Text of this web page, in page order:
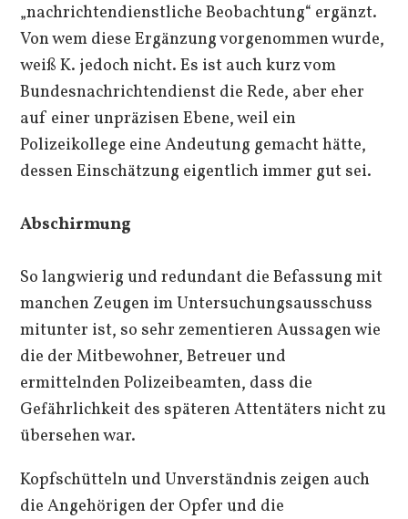
„nachrichtendienstliche Beobachtung“ ergänzt.
Von wem diese Ergänzung vorgenommen wurde,
weiß K. jedoch nicht. Es ist auch kurz vom
Bundesnachrichtendienst die Rede, aber eher
auf einer unpräzisen Ebene, weil ein
Polizeikollege eine Andeutung gemacht hätte,
dessen Einschätzung eigentlich immer gut sei.
Abschirmung
So langwierig und redundant die Befassung mit
manchen Zeugen im Untersuchungsausschuss
mitunter ist, so sehr zementieren Aussagen wie
die der Mitbewohner, Betreuer und
ermittelnden Polizeibeamten, dass die
Gefährlichkeit des späteren Attentäters nicht zu
übersehen war.
Kopfschütteln und Unverständnis zeigen auch
die Angehörigen der Opfer und die